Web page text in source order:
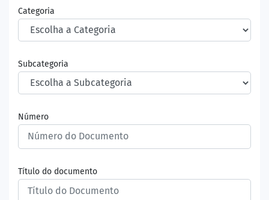
Categoria
Subcategoria
Número
Título do documento